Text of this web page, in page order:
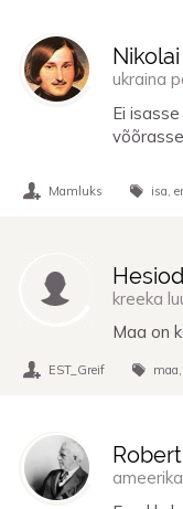
ukraina
Ei
Mamluks isa
kreeka
Maa on
EST_Greif maa